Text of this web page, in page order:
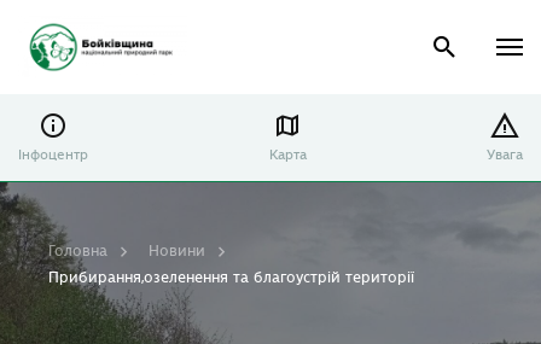
Інфоцентр Карта Увага
Головна
Новини
Прибирання,озеленення та благоустрій території